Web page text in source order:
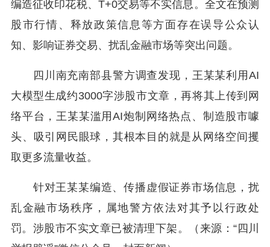
编造征收印花税、T+0交易等不实信息。全文在预测
股市行情、释放政策信息等方面存在误导公众认
知、影响证券交易、扰乱金融市场等突出问题。
四川南充南部县警方调查发现，王某某利用AI
大模型生成约3000字涉股市文章，再将其上传到网
络平台，王某某滥用AI炮制网络热点、制造股市噱
头、吸引网民眼球，其根本目的就是从网络空间攫
取更多流量收益。
针对王某某编造、传播虚假证券市场信息，扰
乱金融市场秩序，属地警方依法对其予以行政处
罚。涉股市不实文章已被清理下架。（来源：“四川